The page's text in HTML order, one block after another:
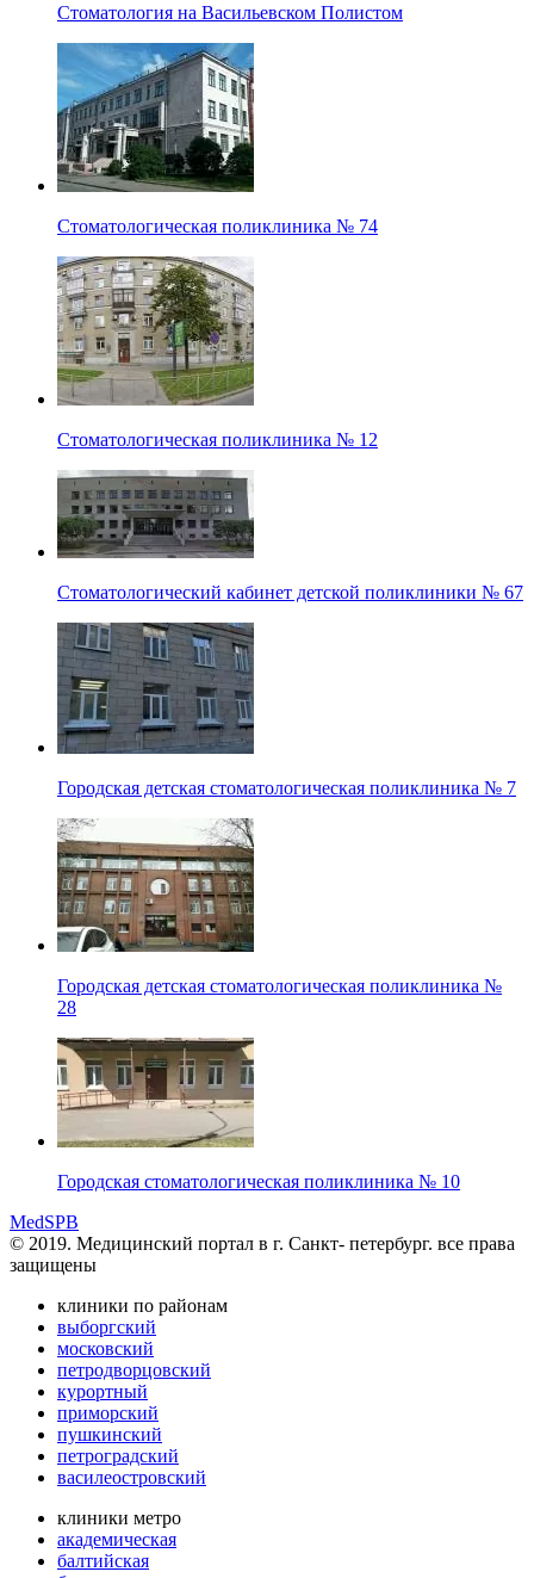
Стоматология на Васильевском Полистом
Стоматологическая поликлиника № 74
Стоматологическая поликлиника № 12
Стоматологический кабинет детской поликлиники № 67
Городская детская стоматологическая поликлиника № 7
Городская детская стоматологическая поликлиника №
28
Городская стоматологическая поликлиника № 10
MedSPB
© 2019. Медицинский портал в г. Санкт- петербург. все права
защищены
клиники по районам
выборгский
московский
петродворцовский
курортный
приморский
пушкинский
петроградский
василеостровский
клиники метро
академическая
балтийская